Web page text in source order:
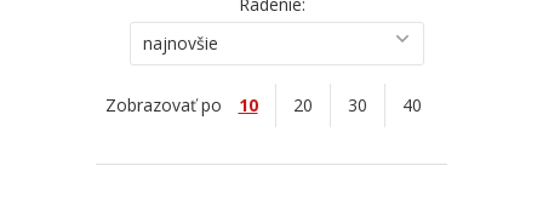
najnovšie
Zobrazovať po 10 20 30 40